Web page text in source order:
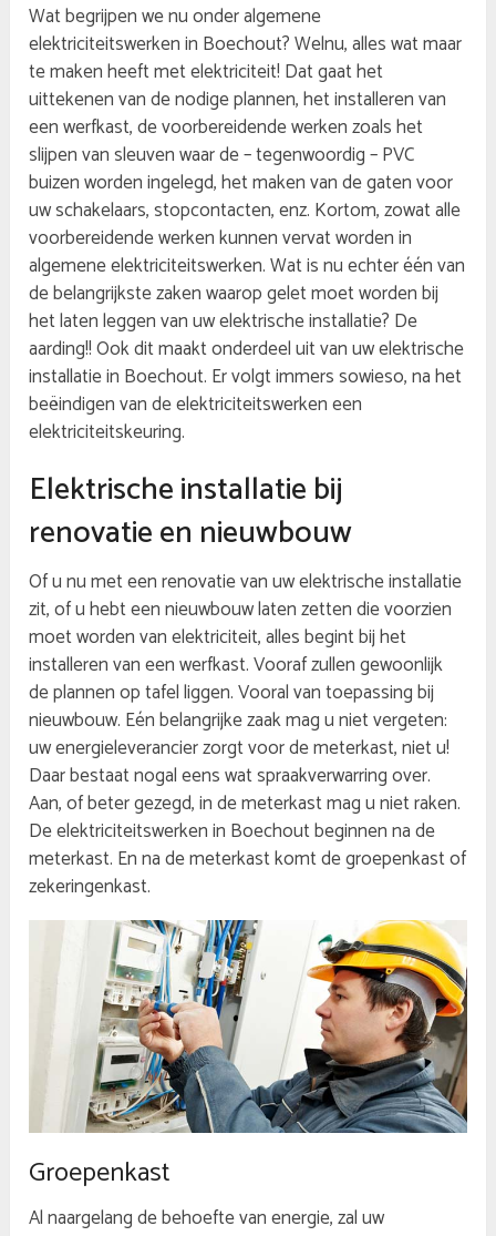
Wat begrijpen we nu onder algemene
elektriciteitswerken in Boechout? Welnu, alles wat maar
te maken heeft met elektriciteit! Dat gaat het
uittekenen van de nodige plannen, het installeren van
een werfkast, de voorbereidende werken zoals het
slijpen van sleuven waar de – tegenwoordig – PVC
buizen worden ingelegd, het maken van de gaten voor
uw schakelaars, stopcontacten, enz. Kortom, zowat alle
voorbereidende werken kunnen vervat worden in
algemene elektriciteitswerken. Wat is nu echter één van
de belangrijkste zaken waarop gelet moet worden bij
het laten leggen van uw elektrische installatie? De
aarding!! Ook dit maakt onderdeel uit van uw elektrische
installatie in Boechout. Er volgt immers sowieso, na het
beëindigen van de elektriciteitswerken een
elektriciteitskeuring.
Elektrische installatie bij
renovatie en nieuwbouw
Of u nu met een renovatie van uw elektrische installatie
zit, of u hebt een nieuwbouw laten zetten die voorzien
moet worden van elektriciteit, alles begint bij het
installeren van een werfkast. Vooraf zullen gewoonlijk
de plannen op tafel liggen. Vooral van toepassing bij
nieuwbouw. Eén belangrijke zaak mag u niet vergeten:
uw energieleverancier zorgt voor de meterkast, niet u!
Daar bestaat nogal eens wat spraakverwarring over.
Aan, of beter gezegd, in de meterkast mag u niet raken.
De elektriciteitswerken in Boechout beginnen na de
meterkast. En na de meterkast komt de groepenkast of
zekeringenkast.
Groepenkast
Al naargelang de behoefte van energie, zal uw